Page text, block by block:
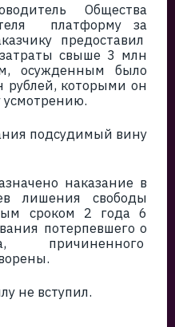
Общества
платформу за
предоставил
свыше 3 млн
осужденным было
рублей, которыми он
усмотрению.
подсудимый вину
наказание в
лишения свободы
сроком 2 года 6
потерпевшего о
причиненного
не вступил.